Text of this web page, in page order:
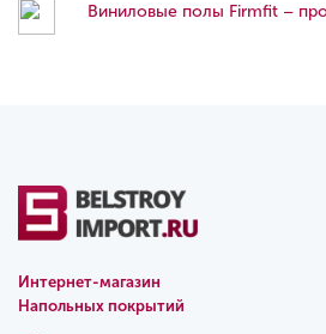
Виниловые полы Firmfit –
Интернет-магазин
Напольных покрытий